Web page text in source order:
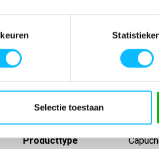
Selectie toestaan
SPECIFICATIES
Artikelnummer
-
-
Erima
Materiaal
60%
Eigenschappen
Lijn
Type groep
Tops
Producttype